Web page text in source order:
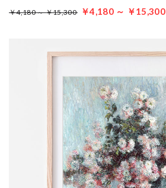
￥4,180 ～ ￥15,300 ￥4,180 ～ ￥15,300